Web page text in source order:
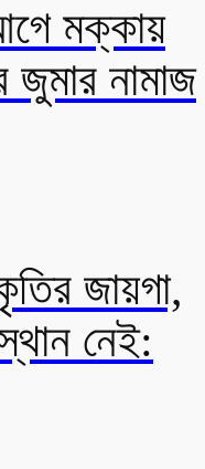
মক্কায়
জুমার নামাজ
জায়গা,
নেই: